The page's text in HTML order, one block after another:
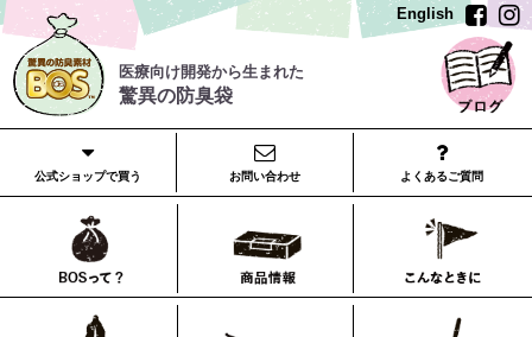
医療向け開発から生まれた
驚異の防臭袋
English
公式ショップで買う お問い合わせ よくあるご質問